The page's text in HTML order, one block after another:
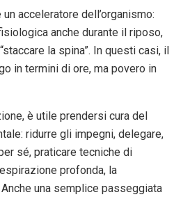
acceleratore dell’organismo:
anche durante il riposo,
la spina”. In questi casi, il
in termini di ore, ma povero in
è utile prendersi cura del
ridurre gli impegni, delegare,
sé, praticare tecniche di
profonda, la
una semplice passeggiata